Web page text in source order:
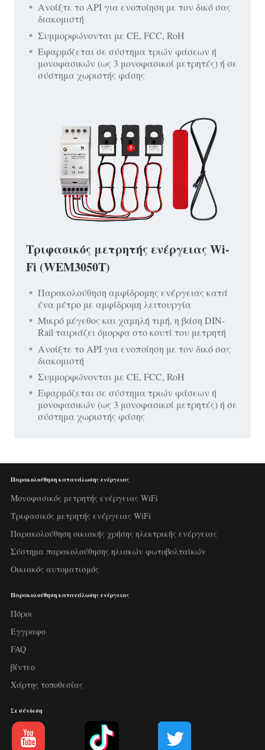
Ανοίξτε το API για ενοποίηση με τον δικό σας
διακομιστή
Συμμορφώνονται με CE, FCC, RoH
Εφαρμόζεται σε σύστημα τριών φάσεων ή
μονοφασικών (ως 3 μονοφασικοί μετρητές) ή σε
σύστημα χωριστής φάσης
Τριφασικός μετρητής ενέργειας Wi-
Fi (WEM3050T)
Παρακολούθηση αμφίδρομης ενέργειας κατά
ένα μέτρο με αμφίδρομη λειτουργία
Μικρό μέγεθος και χαμηλή τιμή, η βάση DIN-
Rail ταιριάζει όμορφα στο κουτί του μετρητή
Ανοίξτε το API για ενοποίηση με τον δικό σας
διακομιστή
Συμμορφώνονται με CE, FCC, RoH
Εφαρμόζεται σε σύστημα τριών φάσεων ή
μονοφασικών (ως 3 μονοφασικοί μετρητές) ή σε
σύστημα χωριστής φάσης
Παρακολούθηση κατανάλωσης ενέργειας
Μονοφασικός μετρητής ενέργειας WiFi
Τριφασικός μετρητής ενέργειας WiFi
Παρακολούθηση οικιακής χρήσης ηλεκτρικής ενέργειας
Σύστημα παρακολούθησης ηλιακών φωτοβολταϊκών
Οικιακός αυτοματισμός
Παρακολούθηση κατανάλωσης ενέργειας
Πόροι
Εγγραφο
FAQ
βίντεο
Χάρτης τοποθεσίας
Σε σύνδεση